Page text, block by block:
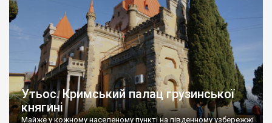
Утьос. Кримський палац грузинської
княгині
Майже у кожному населеному пункті на південному узбережжі